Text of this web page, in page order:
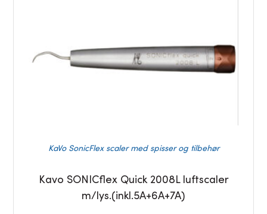
KaVo SonicFlex scaler med spisser og tilbehør
Kavo SONICflex Quick 2008L luftscaler
m/lys.(inkl.5A+6A+7A)